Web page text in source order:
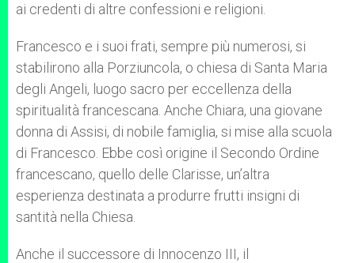
ai credenti di altre confessioni e religioni.
Francesco e i suoi frati, sempre più numerosi, si
stabilirono alla Porziuncola, o chiesa di Santa Maria
degli Angeli, luogo sacro per eccellenza della
spiritualità francescana. Anche Chiara, una giovane
donna di Assisi, di nobile famiglia, si mise alla scuola
di Francesco. Ebbe così origine il Secondo Ordine
francescano, quello delle Clarisse, un’altra
esperienza destinata a produrre frutti insigni di
santità nella Chiesa.
Anche il successore di Innocenzo III, il